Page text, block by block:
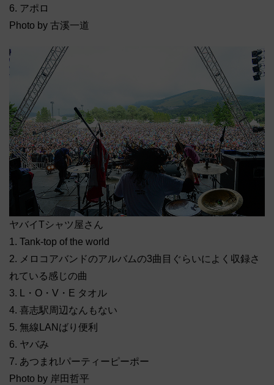
6. アポロ
Photo by 古溪一道
ヤバイTシャツ屋さん
1. Tank-top of the world
2. メロコアバンドのアルバムの3曲目ぐらいによく収録さ
れている感じの曲
3. L・O・V・E タオル
4. 喜志駅周辺なんもない
5. 無線LANばり便利
6. ヤバみ
7. あつまれ!パーティーピーポー
Photo by 岸田哲平